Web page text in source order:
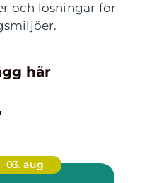
och lösningar för
här
03. aug